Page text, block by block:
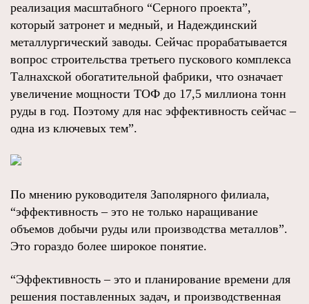
реализация масштабного “Серного проекта”,
который затронет и медный, и Надеждинский
металлургический заводы. Сейчас прорабатывается
вопрос строительства третьего пускового комплекса
Талнахской обогатительной фабрики, что означает
увеличение мощности ТОФ до 17,5 миллиона тонн
руды в год. Поэтому для нас эффективность сейчас –
одна из ключевых тем”.
По мнению руководителя Заполярного филиала,
“эффективность – это не только наращивание
объемов добычи руды или производства металлов”.
Это гораздо более широкое понятие.
“Эффективность – это и планирование времени для
решения поставленных задач, и производственная